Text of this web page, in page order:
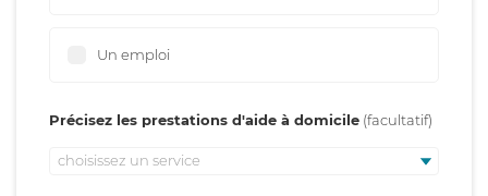
Un emploi
Précisez les prestations d'aide à domicile
choisissez un service